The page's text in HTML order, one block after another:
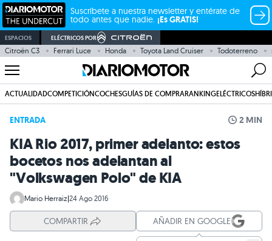
Suscríbete a nuestra newsletter y entérate de
todo antes que nadie. ¡Es GRATIS!
ESPACIOS ELÉCTRICOS POR
Citroën C3 Ferrari Luce Honda Toyota Land Cruiser Todoterreno
ACTUALIDADCOMPETICIÓNCOCHESGUÍAS DE COMPRARANKINGELÉCTRICOS
ENTRADA 2 MIN
KIA Rio 2017, primer adelanto: estos
bocetos nos adelantan al
"Volkswagen Polo" de KIA
Mario Herraiz|24 Ago 2016
COMPARTIR AÑADIR EN GOOGLE